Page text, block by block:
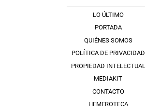
LO ÚLTIMO
PORTADA
QUIÉNES SOMOS
POLÍTICA DE PRIVACIDAD
PROPIEDAD INTELECTUAL
MEDIAKIT
CONTACTO
HEMEROTECA